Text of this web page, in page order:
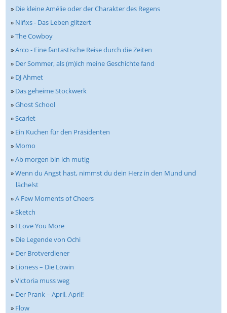
» Die kleine Amélie oder der Charakter des Regens
» Niñxs - Das Leben glitzert
»The Cowboy
»Arco - Eine fantastische Reise durch die Zeiten
» Der Sommer, als (m)ich meine Geschichte fand
» DJ Ahmet
» Das geheime Stockwerk
»Ghost School
»Scarlet
» Ein Kuchen für den Präsidenten
» Momo
»Ab morgen bin ich mutig
»Wenn du Angst hast, nimmst du dein Herz in den Mund und
lächelst
»A Few Moments of Cheers
»Sketch
» I Love You More
» Die Legende von Ochi
» Der Brotverdiener
» Lioness – Die Löwin
»Victoria muss weg
» Der Prank – April, April!
» Flow